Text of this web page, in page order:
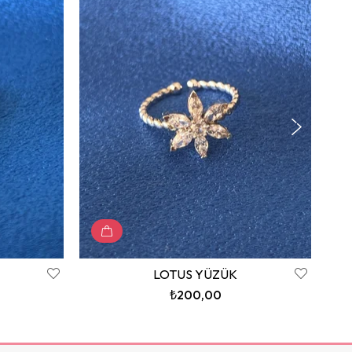
LOTUS YÜZÜK
₺200,00